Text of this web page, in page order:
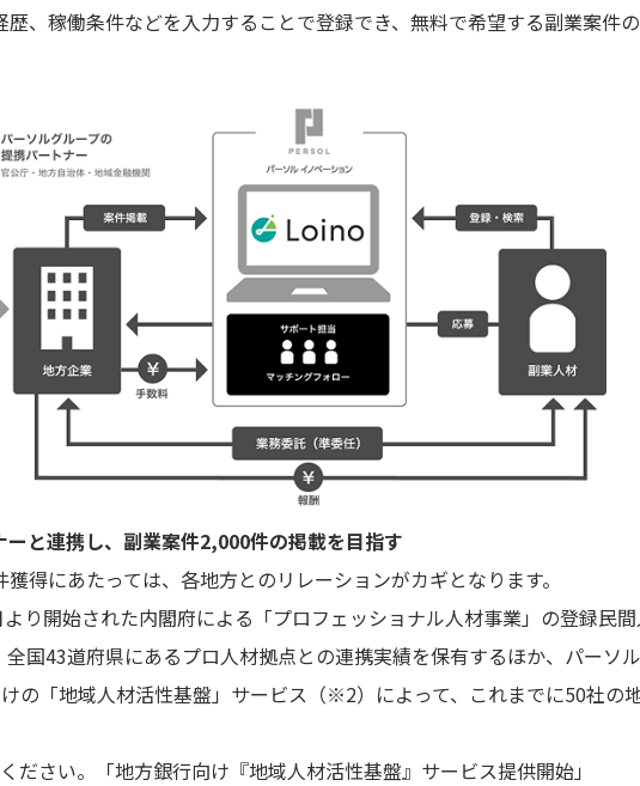
、稼働条件などを入力することで登録でき、無料で希望する副業案件
と連携し、副業案件2,000件の掲載を目指す
にあたっては、各地方とのリレーションがカギとなります。
り開始された内閣府による「プロフェッショナル人材事業」の登録民
国43道府県にあるプロ人材拠点との連携実績を保有するほか、パーソ
の「地域人材活性基盤」サービス（※2）によって、これまでに50社の
さい。「地方銀行向け『地域人材活性基盤』サービス提供開始」